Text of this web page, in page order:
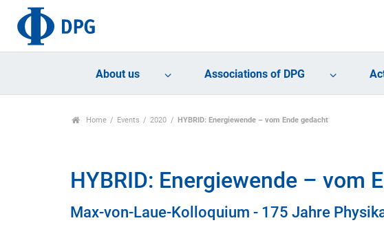
About us Associations of DPG
Home Events 2020 HYBRID: Energiewende – vom Ende gedacht
HYBRID: Energiewende – vom
Max-von-Laue-Kolloquium - 175 Jahre